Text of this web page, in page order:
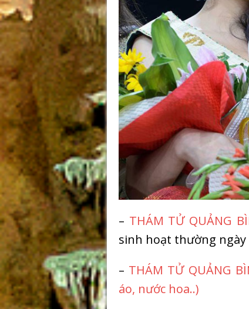
– THÁM TỬ QUẢNG
sinh hoạt thường
– THÁM TỬ QUẢNG
áo, nước hoa..)